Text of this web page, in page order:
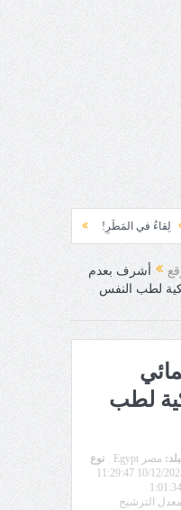
أين القيادة!! رسائل... لم
أشرف بعدم
لطب النفس
لطب
مصر Egypt
نوع
تاريخ الاضافة 10/12/2023 11:29:47
تاريخ التحديث 1/7/2024 1:01:34
معدل الترشيح